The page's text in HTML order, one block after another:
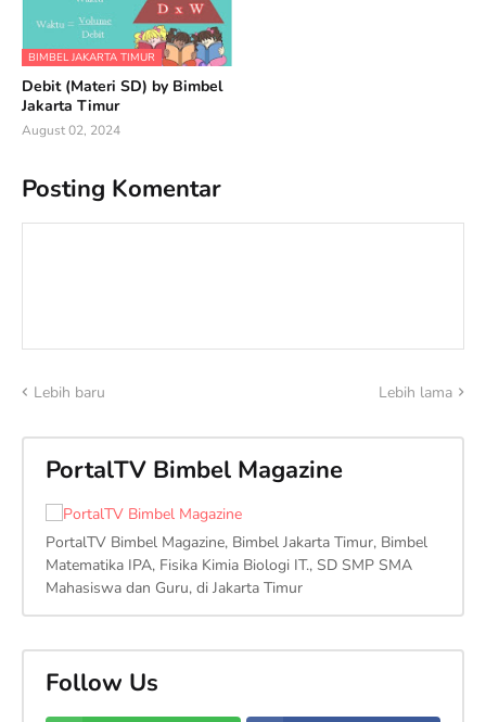
BIMBEL JAKARTA TIMUR
Debit (Materi SD) by Bimbel
Jakarta Timur
August 02, 2024
Posting Komentar
Lebih baru Lebih lama
PortalTV Bimbel Magazine
PortalTV Bimbel Magazine, Bimbel Jakarta Timur, Bimbel
Matematika IPA, Fisika Kimia Biologi IT., SD SMP SMA
Mahasiswa dan Guru, di Jakarta Timur
Follow Us